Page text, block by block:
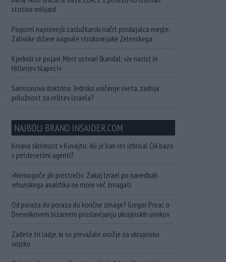
stotine milijard
Pogorel najnovejši zaslužkarski načrt prodajalca megle:
Zalivske države nagnale strokovnjake Zelenskega
Kjerkoli se pojavi, Merz ustvari škandal: »Je nacist in
Hitlerjev hlapec!«
Samsonova doktrina: Jedrsko uničenje sveta, zadnja
priložnost za rešitev Izraela?
NAJBOLJ BRANO INSAJDER.COM
Krvava skrivnost v Kuvajtu: Ali je Iran res izbrisal CIA bazo
s petdesetimi agenti?
»Nemogoče jih prestreči«: Zakaj Izrael po navedbah
vrhunskega analitika ne more več zmagati
Od poraza do poraza do končne zmage? Gregor Preac o
Dnevnikovem bizarnem proslavljanju ukrajinskih umikov
Zadete tri ladje, ki so prevažale orožje za ukrajinsko
vojsko